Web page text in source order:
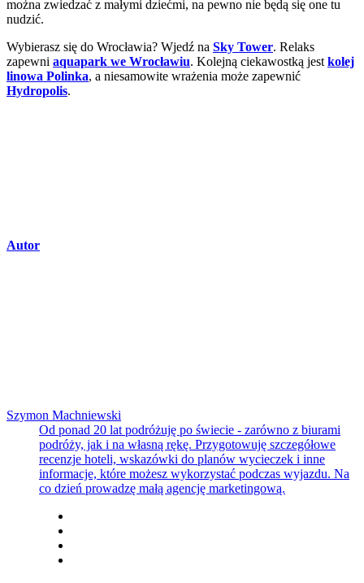
można zwiedzać z małymi dziećmi, na pewno nie będą się one tu
nudzić.
Wybierasz się do Wrocławia? Wjedź na Sky Tower. Relaks
zapewni aquapark we Wrocławiu. Kolejną ciekawostką jest kolej
linowa Polinka, a niesamowite wrażenia może zapewnić
Hydropolis.
Autor
Szymon Machniewski
Od ponad 20 lat podróżuję po świecie - zarówno z biurami
podróży, jak i na własną rękę. Przygotowuję szczegółowe
recenzje hoteli, wskazówki do planów wycieczek i inne
informacje, które możesz wykorzystać podczas wyjazdu. Na
co dzień prowadzę małą agencję marketingową.